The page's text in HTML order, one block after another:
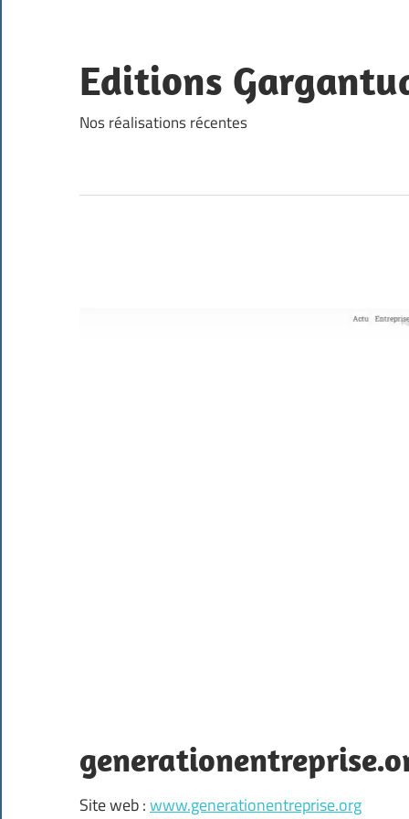
content
Editions
Nos réalisations récentes
Site web :www.generationentreprise.org